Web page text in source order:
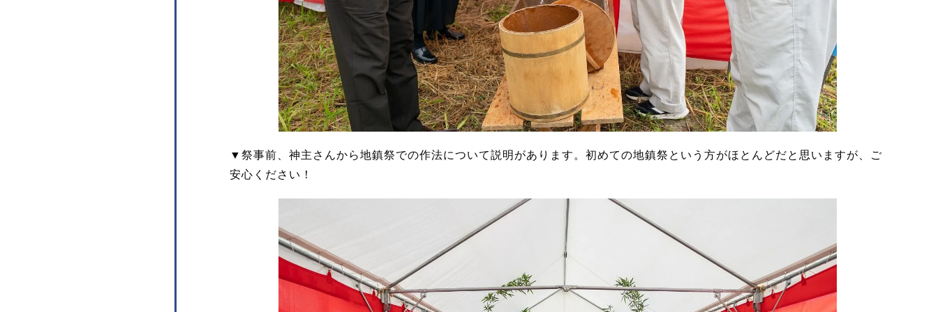
▼祭事前、神主さんから地鎮祭での作法について説明があります。初めての地鎮祭という方がほとんどだと思いますが、ご
安心ください！